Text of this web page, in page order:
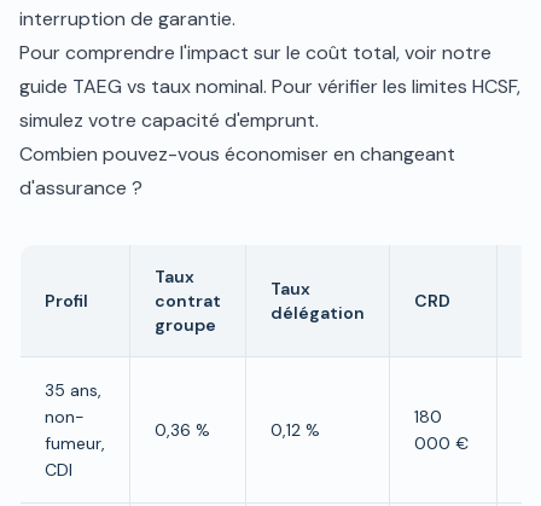
interruption de garantie.
Pour comprendre l'impact sur le coût total, voir notre
guide TAEG vs taux nominal. Pour vérifier les limites HCSF,
simulez votre capacité d'emprunt.
Combien pouvez-vous économiser en changeant
d'assurance ?
Profil
Taux
contrat
groupe
Taux
délégation
CRD
35 ans,
non-
fumeur,
CDI
0,36 % 0,12 %
180
000 €